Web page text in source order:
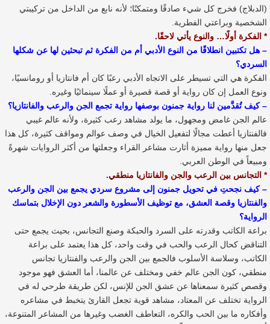
(الدبلاج) فخرج كل شيء صادقًا ومتمكنًا؛ لأنه نابع من الداخل من تركيبتي
الشخصية وبراعتي الفطرية.
* الفكرة أولًا… والنوع يأتي لاحقًا.
– هل تكتبين انطلاقًا من النوع الأدبي أم من الفكرة ثم تبحثين لها عن شكلها
السردي؟
الفكرة هي التي تسيطر على الاتجاه الأدبي رعبًا كان أم فانتازيا أو رومانسيًا،
ونوع العمل إن كان رواية أو قصة قصيرة أو عملًا سينمائيًا وغيره.
– كيف تُقدَّمين لنا رواية جمنون بوصفها رواية تجمع الجن والرعب والفانتازيا؟
عالم الجن غامض ومجهول، ما يولد مشاهد رعب كثيرة، ولأنه عالم غيبي
فالفنتازيا أعطت مجالًا لتفعيل الخيال في وصف عوالم ومواقف كثيرة، كل هذا
جعل منها رواية مميزة أثارت مشاعر القراء وجعلتها من أكثر الروايات شهرةً
ومبيعاً في الوطن العربي.
* التجانس بين الرعب والجن والفانتازيا منطقي.
– كيف نجحتِ في تحويل جمنون إلى مشروع سردي يجمع بين الجن والرعب
والفنتازيا وقصة العشق، مع توظيف الأسطورة والشعر دون الإخلال بتماسك
الرواية؟
براعة الكاتب وقدرته على السرد والحبكة وصنع التجانس، بحيث يجمع حتى
التناقض كحال الرعب والحب في وقت واحد، كل هذا يعتمد على براعة
الكاتب، وسلاسة الأسلوب فالجمع بين الجن والرعب والفنتازيا تجانس
منطقي، كون الجن عالم خفي ومختلف عن عالمنا، أما العشق فهو موجود
وقصص كثيرة سمعناها عن عشق الجن للإنس، لكن طريقة طرحي له في
الرواية تختلف عن المعتاد، مشاهد قوية تجعل القارئ يتخبط في مشاعره
وأفكاره ما بين الحب والكره، التعاطف الغضب وغيرها من المشاعر المتنوعة،